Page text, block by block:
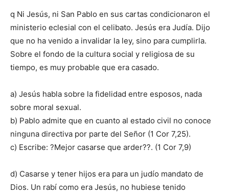
q Ni Jesús, ni San Pablo en sus cartas condicionaron el
ministerio eclesial con el celibato. Jesús era Judía. Dijo
que no ha venido a invalidar la ley, sino para cumplirla.
Sobre el fondo de la cultura social y religiosa de su
tiempo, es muy probable que era casado.
a) Jesús habla sobre la fidelidad entre esposos, nada
sobre moral sexual.
b) Pablo admite que en cuanto al estado civil no conoce
ninguna directiva por parte del Señor (1 Cor 7,25).
c) Escribe: ?Mejor casarse que arder??. (1 Cor 7,9)
d) Casarse y tener hijos era para un judío mandato de
Dios. Un rabí como era Jesús, no hubiese tenido